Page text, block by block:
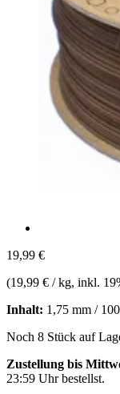
19,99 €
(19,99 € / kg, inkl.
Inhalt: 1,75 mm /
Noch 8 Stück auf
Zustellung bis
23:59 Uhrbestellst.